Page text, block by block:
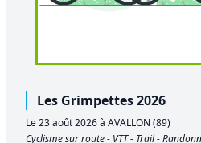
Les Grimpettes 2026
Le 23 août 2026 à AVALLON (89)
Cyclisme sur route - VTT - Trail -